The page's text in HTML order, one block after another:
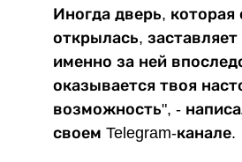
Иногда дверь, которая
открылась,
именно за ней
оказывается твоя
возможность", -
своем Telegram-канале.